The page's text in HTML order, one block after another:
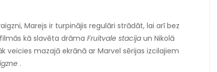
Marejs ir turpinājis regulāri strādāt, lai arī bez
kā slavēta drāma Fruitvale stacija un Nikolā
veicies mazajā ekrānā ar Marvel sērijas izcilajiem
.